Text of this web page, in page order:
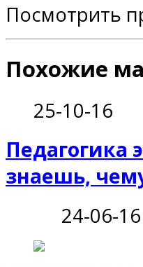
Посмотрить
Похожие
25-10-16
Педагогика
знаешь,
24-06-16